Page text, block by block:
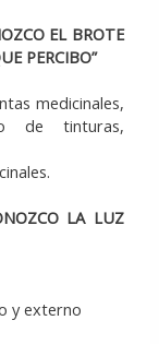
EL BROTE
PERCIBO”
medicinales,
de tinturas,
LA LUZ
y externo